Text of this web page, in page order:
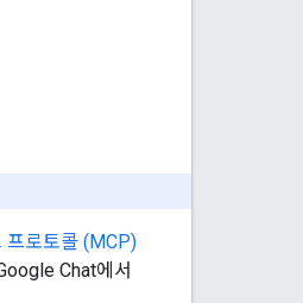
프로토콜 (MCP)
Chat에서